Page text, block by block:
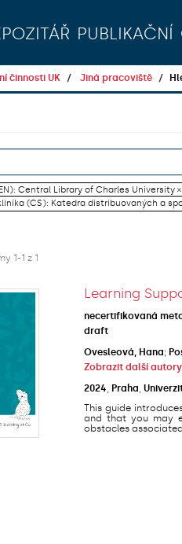
činnosti UK Jiná pracoviště
Central Library of Charles University ×
(CS): Katedra distribuovaných a
1-1 z 1
Learning
necertifikovaná
draft
Ovesleová, Hana;
Zobrazit další autory
2024
Praha
This guide
and that you may
obstacles